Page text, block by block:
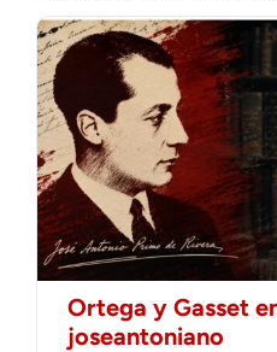
Ortega y Gasset
joseantoniano